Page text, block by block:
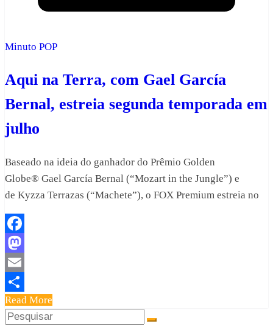
Minuto POP
Aqui na Terra, com Gael García
Bernal, estreia segunda temporada em
julho
Baseado na ideia do ganhador do Prêmio Golden
Globe® Gael García Bernal (“Mozart in the Jungle”) e
de Kyzza Terrazas (“Machete”), o FOX Premium estreia no
Facebook
Mastodon
Email
Share
Read More